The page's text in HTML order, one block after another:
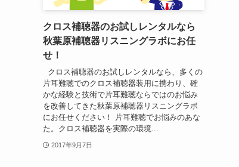
クロス補聴器のお試しレンタルなら
秋葉原補聴器リスニングラボにお任
せ！
クロス補聴器のお試しレンタルなら、多くの
片耳難聴でのクロス補聴器装用に携わり、確
かな経験と技術で片耳難聴ならではのお悩み
を改善してきた秋葉原補聴器リスニングラボ
にお任せください！ 片耳難聴でお悩みのあな
た。クロス補聴器を実際の環境...
2017年9月7日